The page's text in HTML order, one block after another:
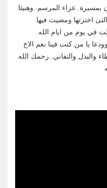
بمسيرة..عزاء المرسم..وهنيئا
اخترتها ومضيت فيها
في يوم من ايام الله
يا من كنت فينا نعم الاخ
والبذل والتفاني..رحمك الله